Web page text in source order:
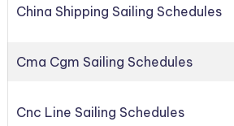
China Shipping Sailing Schedules
Cma Cgm Sailing Schedules
Cnc Line Sailing Schedules